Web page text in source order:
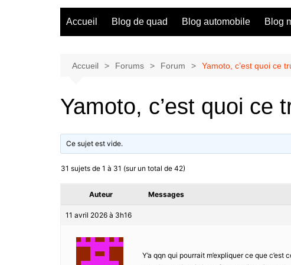
Accueil Blog de quad Blog automobile Blog
Accueil Forums Forum Yamoto, c’est quoi ce
Yamoto, c’est quoi ce
Ce sujet est vide.
31 sujets de 1 à 31 (sur un total de 42)
Auteur Messages
11 avril 2026 à 3h16
Y’a qqn qui pourrait m’expliquer ce que c’est